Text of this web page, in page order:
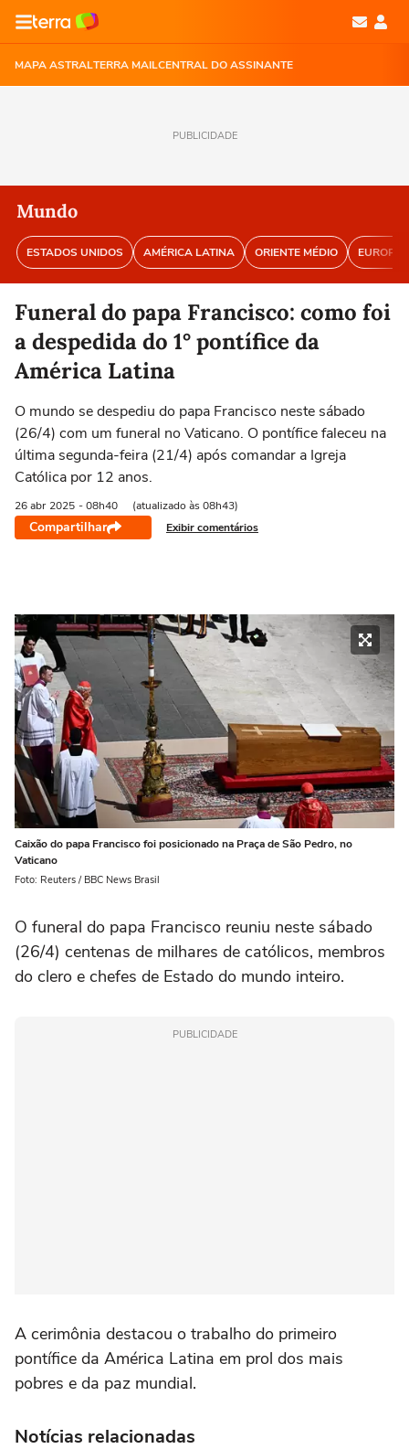
MAPA ASTRALTERRA MAILCENTRAL DO ASSINANTE
PUBLICIDADE
Mundo
ESTADOS UNIDOS AMÉRICA LATINA ORIENTE MÉDIO EUROPA
Funeral do papa Francisco: como foi
a despedida do 1° pontífice da
América Latina
O mundo se despediu do papa Francisco neste sábado
(26/4) com um funeral no Vaticano. O pontífice faleceu na
última segunda-feira (21/4) após comandar a Igreja
Católica por 12 anos.
26 abr 2025 - 08h40 (atualizado às 08h43)
Compartilhar Exibir comentários
Caixão do papa Francisco foi posicionado na Praça de São Pedro, no
Vaticano
Foto: Reuters / BBC News Brasil
O funeral do papa Francisco reuniu neste sábado
(26/4) centenas de milhares de católicos, membros
do clero e chefes de Estado do mundo inteiro.
PUBLICIDADE
A cerimônia destacou o trabalho do primeiro
pontífice da América Latina em prol dos mais
pobres e da paz mundial.
Notícias relacionadas